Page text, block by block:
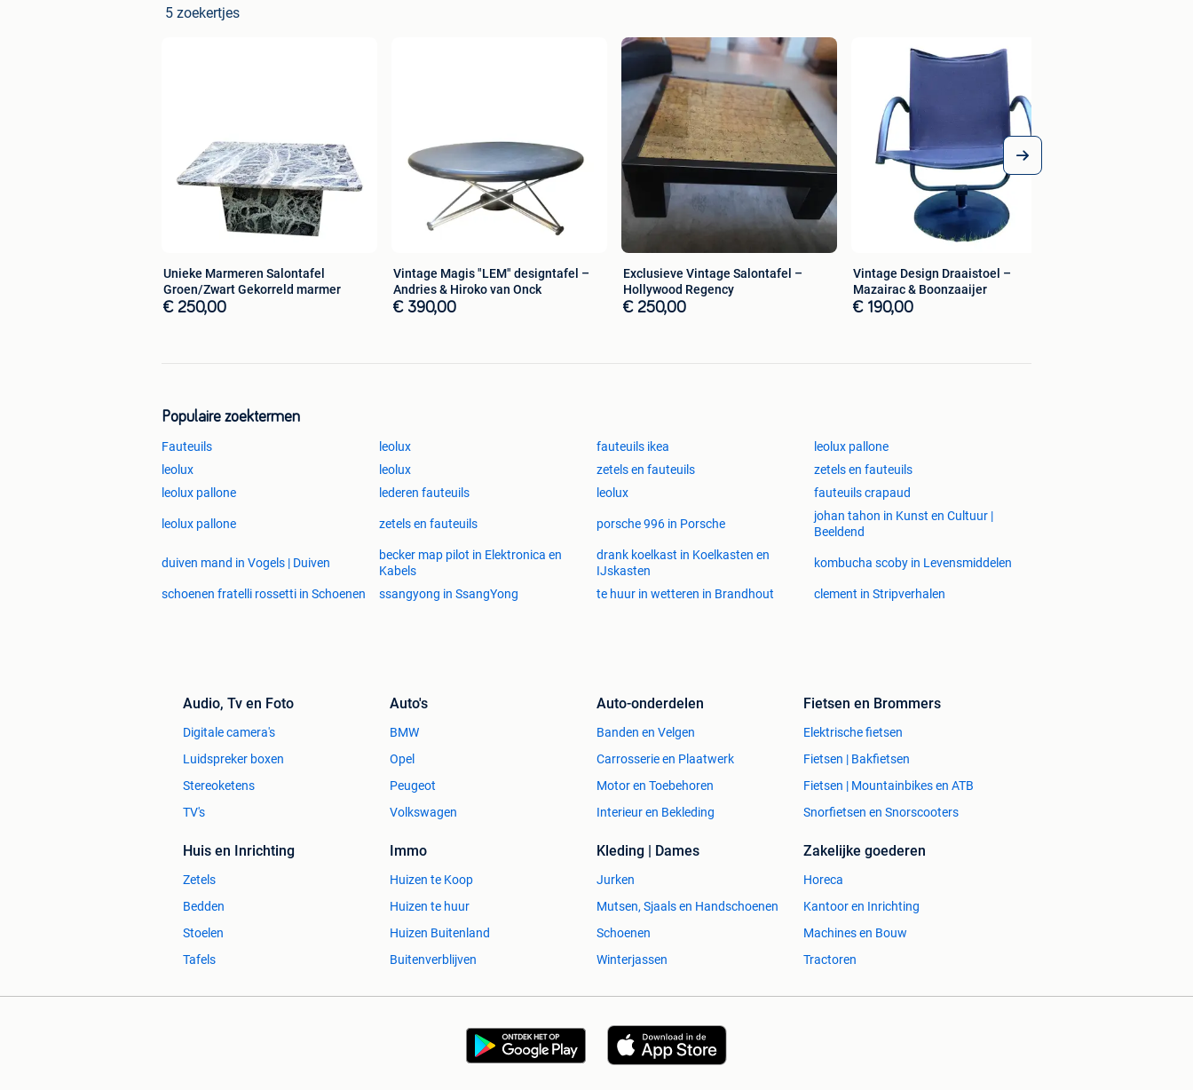
5 zoekertjes
Unieke Marmeren Salontafel
Groen/Zwart Gekorreld marmer
€ 250,00
Vintage Magis "LEM" designtafel –
Andries & Hiroko van Onck
€ 390,00
Exclusieve Vintage Salontafel –
Hollywood Regency
€ 250,00
Vintage Design Draaistoel –
Mazairac & Boonzaaijer
€ 190,00
Populaire zoektermen
Fauteuils leolux fauteuils ikea
leolux pallone
leolux
leolux zetels en fauteuils
zetels en fauteuils
leolux pallone
lederen fauteuils leolux fauteuils crapaud
leolux pallone zetels en fauteuils porsche 996 in Porsche
johan tahon in Kunst en Cultuur |
Beeldend
duiven mand in Vogels | Duiven
becker map pilot in Elektronica en
Kabels
drank koelkast in Koelkasten en
IJskasten
kombucha scoby in Levensmiddelen
schoenen fratelli rossetti in Schoenen ssangyong in SsangYong te huur in wetteren in Brandhout clement in Stripverhalen
Audio, Tv en Foto
Digitale camera's
Luidspreker boxen
Stereoketens
TV's
Auto's
BMW
Opel
Peugeot
Volkswagen
Auto-onderdelen
Banden en Velgen
Carrosserie en Plaatwerk
Motor en Toebehoren
Interieur en Bekleding
Fietsen en Brommers
Elektrische fietsen
Fietsen | Bakfietsen
Fietsen | Mountainbikes en ATB
Snorfietsen en Snorscooters
Huis en Inrichting
Zetels
Bedden
Stoelen
Tafels
Immo
Huizen te Koop
Huizen te huur
Huizen Buitenland
Buitenverblijven
Kleding | Dames
Jurken
Mutsen, Sjaals en Handschoenen
Schoenen
Winterjassen
Zakelijke goederen
Horeca
Kantoor en Inrichting
Machines en Bouw
Tractoren